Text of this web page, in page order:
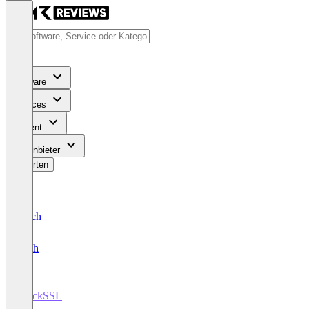
Software
Services
Content
Für Anbieter
Bewerten
Deutsch
English
TrackSSL